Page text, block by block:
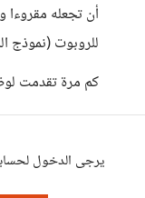
أن تجعله مقروءا
للروبوت (نموذج
كم مرة تقدمت
يرجى الدخول